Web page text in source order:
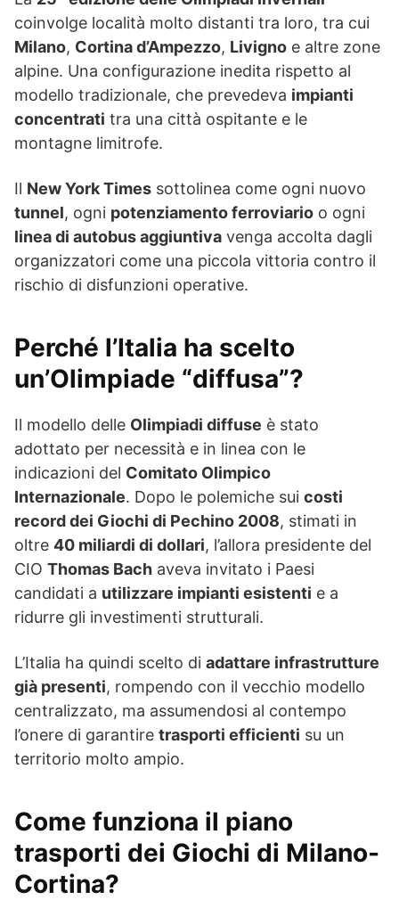
coinvolge località molto distanti tra loro, tra cui
Milano, Cortina d’Ampezzo, Livigno e altre zone
alpine. Una configurazione inedita rispetto al
modello tradizionale, che prevedeva impianti
concentrati tra una città ospitante e le
montagne limitrofe.
Il New York Times sottolinea come ogni nuovo
tunnel, ogni potenziamento ferroviario o ogni
linea di autobus aggiuntiva venga accolta dagli
organizzatori come una piccola vittoria contro il
rischio di disfunzioni operative.
Perché l’Italia ha scelto
un’Olimpiade “diffusa”?
Il modello delle Olimpiadi diffuse è stato
adottato per necessità e in linea con le
indicazioni del Comitato Olimpico
Internazionale. Dopo le polemiche sui costi
record dei Giochi di Pechino 2008, stimati in
oltre 40 miliardi di dollari, l’allora presidente del
CIO Thomas Bach aveva invitato i Paesi
candidati a utilizzare impianti esistenti e a
ridurre gli investimenti strutturali.
L’Italia ha quindi scelto di adattare infrastrutture
già presenti, rompendo con il vecchio modello
centralizzato, ma assumendosi al contempo
l’onere di garantire trasporti efficienti su un
territorio molto ampio.
Come funziona il piano
trasporti dei Giochi di Milano-
Cortina?